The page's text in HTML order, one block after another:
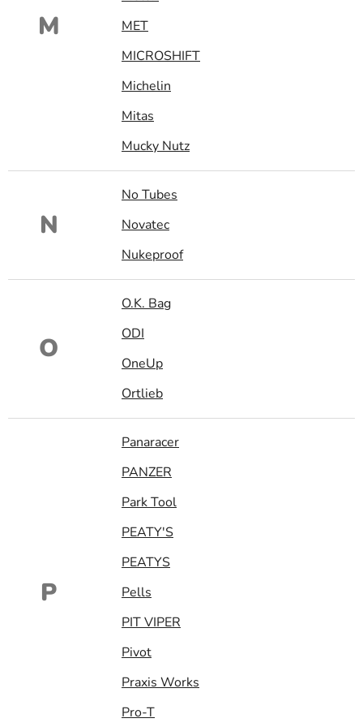
M
MET
MICROSHIFT
Michelin
Mitas
Mucky Nutz
N
No Tubes
Novatec
Nukeproof
O
O.K. Bag
ODI
OneUp
Ortlieb
P
Panaracer
PANZER
Park Tool
PEATY'S
PEATYS
Pells
PIT VIPER
Pivot
Praxis Works
Pro-T